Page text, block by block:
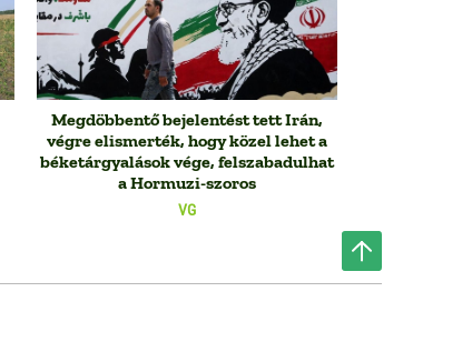
VG
Megdöbbentő bejelentést tett Irán,
végre elismerték, hogy közel lehet a
béketárgyalások vége, felszabadulhat
a Hormuzi-szoros